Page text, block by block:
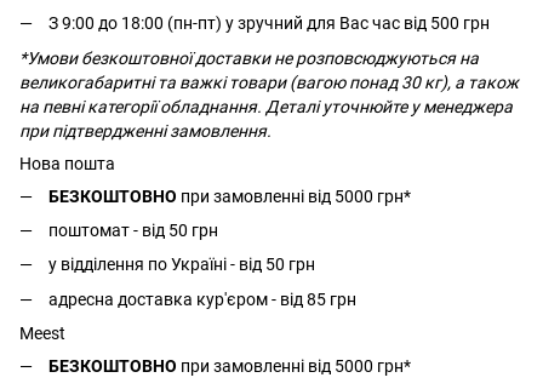
З 9:00 до 18:00 (пн-пт) у зручний для Вас час від 500 грн
*Умови безкоштовної доставки не розповсюджуються на
великогабаритні та важкі товари (вагою понад 30 кг), а також
на певні категорії обладнання. Деталі уточнюйте у менеджера
при підтвердженні замовлення.
Нова пошта
БЕЗКОШТОВНО при замовленні від 5000 грн*
поштомат - від 50 грн
у відділення по Україні - від 50 грн
адресна доставка кур'єром - від 85 грн
Meest
БЕЗКОШТОВНО при замовленні від 5000 грн*